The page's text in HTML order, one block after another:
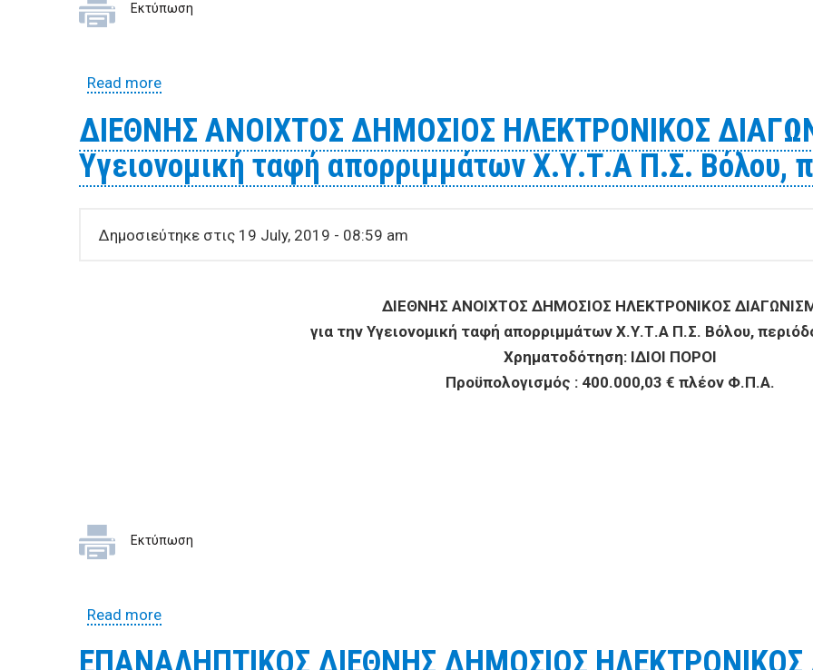
Εκτύπωση
Read moreabout ΔΙΕΘΝΗΣ ΑΝΟΙΧΤΟΣ ΔΗΜΟΣΙΟΣ ΗΛΕΚΤΡΟΝΙΚΟΣ ΔΙΑΓΩΝΙΣΜΟΣ Υγειονομική ταφή
ΔΙΕΘΝΗΣ ΑΝΟΙΧΤΟΣ ΔΗΜΟΣΙΟΣ ΗΛΕΚΤΡΟΝΙΚΟΣ
Υγειονομική ταφή απορριμμάτων Χ.Υ.Τ.Α Π.Σ. Βόλου,
Δημοσιεύτηκε στις 19 July, 2019 - 08:59 am
ΔΙΕΘΝΗΣ ΑΝΟΙΧΤΟΣ ΔΗΜΟΣΙΟΣ ΗΛΕΚΤΡΟΝΙΚΟΣ
για την Υγειονομική ταφή απορριμμάτων Χ.Υ.Τ.Α Π.Σ. Βόλου,
Χρηματοδότηση: ΙΔΙΟΙ ΠΟΡΟΙ
Προϋπολογισμός : 400.000,03 € πλέον Φ.Π.Α.
Εκτύπωση
Read moreabout ΔΙΕΘΝΗΣ ΑΝΟΙΧΤΟΣ ΔΗΜΟΣΙΟΣ ΗΛΕΚΤΡΟΝΙΚΟΣ ΔΙΑΓΩΝΙΣΜΟΣ για την Υγειονομική